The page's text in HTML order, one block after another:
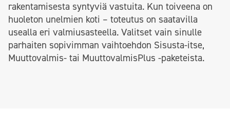
rakentamisesta syntyviä vastuita. Kun toiveena on
huoleton unelmien koti – toteutus on saatavilla
usealla eri valmiusasteella. Valitset vain sinulle
parhaiten sopivimman vaihtoehdon Sisusta-itse,
Muuttovalmis- tai MuuttovalmisPlus -paketeista.